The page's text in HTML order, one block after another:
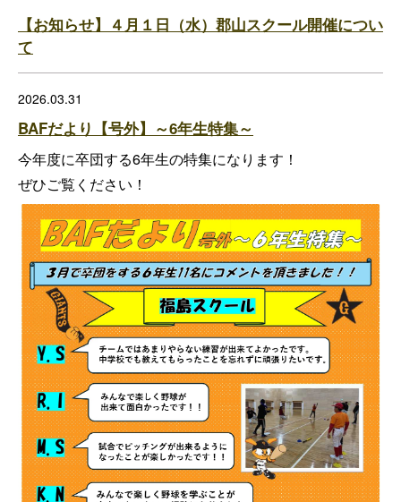
【お知らせ】４月１日（水）郡山スクール開催につい
て
2026.03.31
BAFだより【号外】～6年生特集～
今年度に卒団する6年生の特集になります！
ぜひご覧ください！